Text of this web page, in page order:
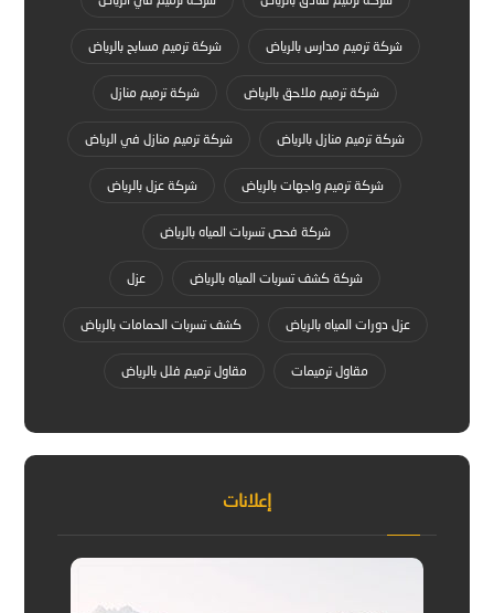
شركة ترميم مدارس بالرياض شركة ترميم مسابح بالرياض
شركة ترميم ملاحق بالرياض شركة ترميم منازل
شركة ترميم منازل بالرياض شركة ترميم منازل في الرياض
شركة ترميم واجهات بالرياض شركة عزل بالرياض
شركة فحص تسربات المياه بالرياض
شركة كشف تسربات المياه بالرياض عزل
عزل دورات المياه بالرياض كشف تسربات الحمامات بالرياض
مقاول ترميمات مقاول ترميم فلل بالرياض
إعلانات